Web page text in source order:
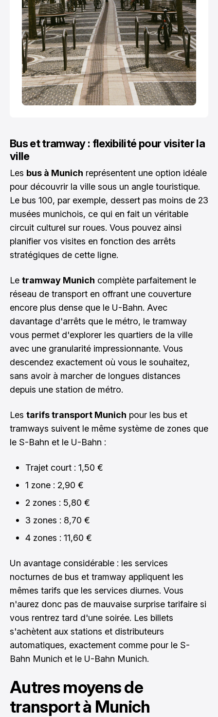
Bus et tramway : flexibilité pour visiter la
ville
Les bus à Munich représentent une option idéale
pour découvrir la ville sous un angle touristique.
Le bus 100, par exemple, dessert pas moins de 23
musées munichois, ce qui en fait un véritable
circuit culturel sur roues. Vous pouvez ainsi
planifier vos visites en fonction des arrêts
stratégiques de cette ligne.
Le tramway Munich complète parfaitement le
réseau de transport en offrant une couverture
encore plus dense que le U-Bahn. Avec
davantage d'arrêts que le métro, le tramway
vous permet d'explorer les quartiers de la ville
avec une granularité impressionnante. Vous
descendez exactement où vous le souhaitez,
sans avoir à marcher de longues distances
depuis une station de métro.
Les tarifs transport Munich pour les bus et
tramways suivent le même système de zones que
le S-Bahn et le U-Bahn :
Trajet court : 1,50 €
1 zone : 2,90 €
2 zones : 5,80 €
3 zones : 8,70 €
4 zones : 11,60 €
Un avantage considérable : les services
nocturnes de bus et tramway appliquent les
mêmes tarifs que les services diurnes. Vous
n'aurez donc pas de mauvaise surprise tarifaire si
vous rentrez tard d'une soirée. Les billets
s'achètent aux stations et distributeurs
automatiques, exactement comme pour le S-
Bahn Munich et le U-Bahn Munich.
Autres moyens de
transport à Munich